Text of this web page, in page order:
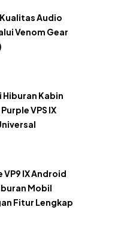
Audio
Venom Gear
Kabin
VPS IX
VP9 IX Android
Mobil
Fitur Lengkap